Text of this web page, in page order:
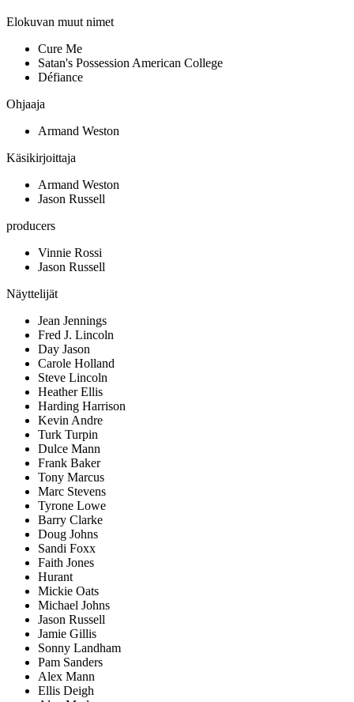
Elokuvan muut nimet
Cure Me
Satan's Possession American College
Défiance
Ohjaaja
Armand Weston
Käsikirjoittaja
Armand Weston
Jason Russell
producers
Vinnie Rossi
Jason Russell
Näyttelijät
Jean Jennings
Fred J. Lincoln
Day Jason
Carole Holland
Steve Lincoln
Heather Ellis
Harding Harrison
Kevin Andre
Turk Turpin
Dulce Mann
Frank Baker
Tony Marcus
Marc Stevens
Tyrone Lowe
Barry Clarke
Doug Johns
Sandi Foxx
Faith Jones
Hurant
Mickie Oats
Michael Johns
Jason Russell
Jamie Gillis
Sonny Landham
Pam Sanders
Alex Mann
Ellis Deigh